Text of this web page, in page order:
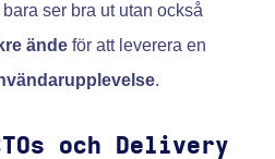
ser bra ut utan också
ände för att leverera en
.
och Delivery